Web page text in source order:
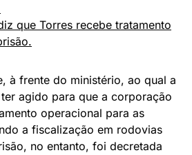
que Torres recebe tratamento
à frente do ministério, ao qual a
agido para que a corporação
operacional para as
a fiscalização em rodovias
no entanto, foi decretada